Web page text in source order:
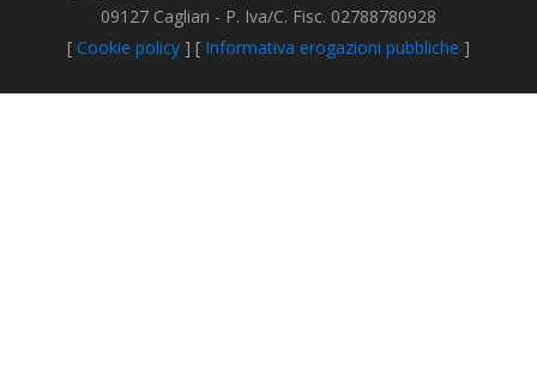
09127 Cagliari - P. Iva/C. Fisc. 02788780928
[ Cookie policy ] [ Informativa erogazioni pubbliche ]